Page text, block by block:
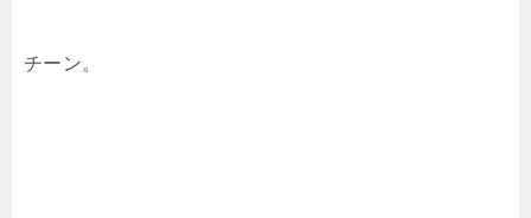
チーン。